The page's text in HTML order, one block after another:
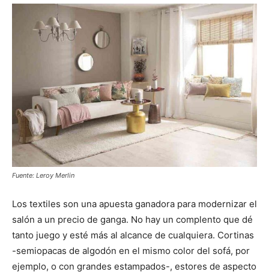
Fuente: Leroy Merlin
Los textiles son una apuesta ganadora para modernizar el
salón a un precio de ganga. No hay un complento que dé
tanto juego y esté más al alcance de cualquiera. Cortinas
-semiopacas de algodón en el mismo color del sofá, por
ejemplo, o con grandes estampados-, estores de aspecto